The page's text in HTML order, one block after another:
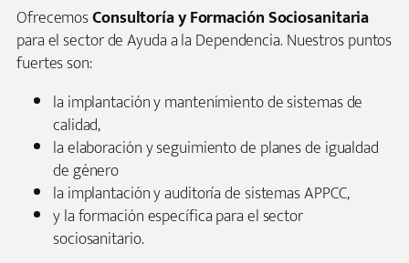
OfrecemosConsultoría y Formación Sociosanitaria
para el sector de Ayuda a la Dependencia. Nuestros puntos
fuertes son:
la implantación y mantenimiento de sistemas de
calidad,
la elaboración y seguimiento de planes de igualdad
de género
la implantación y auditoría de sistemas APPCC,
y la formación específica para el sector
sociosanitario.